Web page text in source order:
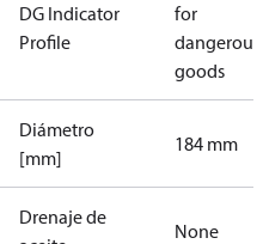
DG Indicator
Profile
for
dangerous
goods
Diámetro
[mm]
184 mm
Drenaje de
None